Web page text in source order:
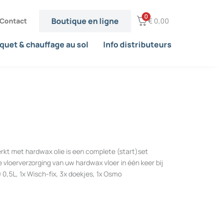
Contact Boutique en ligne 0€ 0,00
& chauffage au sol Info distributeurs
met hardwax olie is een complete (start)set
van uw hardwax vloer in één keer bij
1x Wisch-fix, 3x doekjes, 1x Osmo